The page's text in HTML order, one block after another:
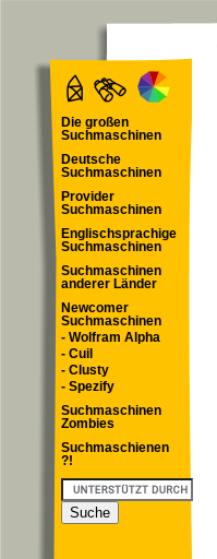
Die großen
Suchmaschinen
Deutsche
Suchmaschinen
Provider
Suchmaschinen
Englischsprachige
Suchmaschinen
Suchmaschinen
anderer Länder
Newcomer
Suchmaschinen
- Wolfram Alpha
- Cuil
- Clusty
- Spezify
Suchmaschinen
Zombies
Suchmaschienen
?!